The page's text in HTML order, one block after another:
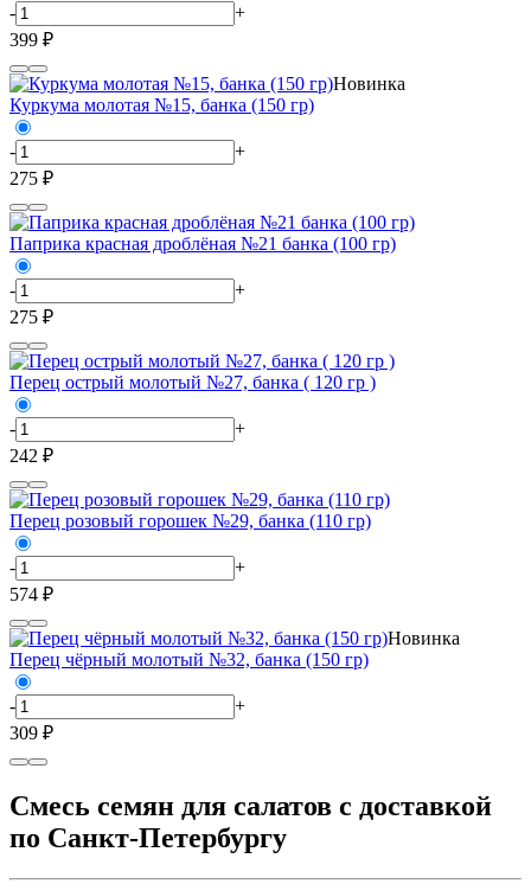
-
+
399 ₽
Новинка
Куркума молотая №15, банка (150 гр)
-
+
275 ₽
Паприка красная дроблёная №21 банка (100 гр)
-
+
275 ₽
Перец острый молотый №27, банка ( 120 гр )
-
+
242 ₽
Перец розовый горошек №29, банка (110 гр)
-
+
574 ₽
Новинка
Перец чёрный молотый №32, банка (150 гр)
-
+
309 ₽
Смесь семян для салатов с доставкой
по Санкт-Петербургу